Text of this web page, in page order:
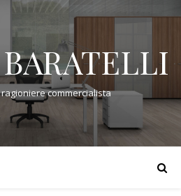
commercialista